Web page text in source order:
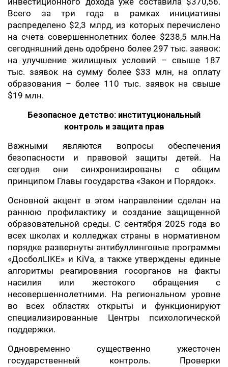
Всего за три года в рамках инициативы
распределено $2,3 млрд, из которых перечислено
на счета совершеннолетних более $238,5 млн.На
сегодняшний день одобрено более 297 тыс. заявок:
на улучшение жилищных условий – свыше 187
тыс. заявок на сумму более $33 млн, на оплату
образования – более 110 тыс. заявок на свыше
$19 млн.
Безопасное детство: институциональный
контроль и защита прав
Важными являются вопросы обеспечения
безопасности и правовой защиты детей. На
сегодня они синхронизированы с общим
принципом Главы государства «Закон и Порядок».
Основной акцент в этом направлении сделан на
раннюю профилактику и создание защищенной
образовательной среды. С сентября 2025 года во
всех школах и колледжах страны в нормативном
порядке развернуты антибуллинговые программы
«ДосболLIKE» и KiVa, а также утверждены единые
алгоритмы реагирования госорганов на факты
насилия или жестокого обращения с
несовершеннолетними. На региональном уровне
во всех областях открыты и функционируют
специализированные Центры психологической
поддержки.
Одновременно существенно ужесточен
государственный контроль. Проверки